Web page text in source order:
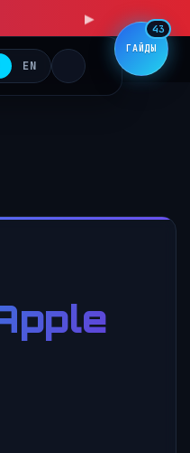
EN ГАЙДЫ
43